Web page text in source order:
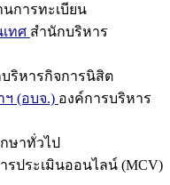
นการทะเบียน
ทศ สำนักบริหาร
ริหารกิจการนิสิต
(อบจ.) องค์การบริหาร
ษาทั่วไป
รประเมินออนไลน์ (MCV)